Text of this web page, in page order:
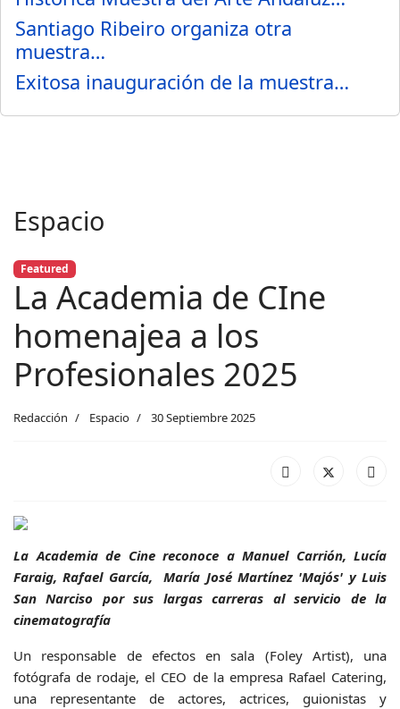
Santiago Ribeiro organiza otra
muestra…
Exitosa inauguración de la muestra…
Espacio
Featured
La Academia de CIne
homenajea a los
Profesionales 2025
Redacción Espacio 30 Septiembre 2025
La Academia de Cine reconoce a Manuel Carrión, Lucía
Faraig, Rafael García, María José Martínez 'Majós' y Luis
San Narciso por sus largas carreras al servicio de la
cinematografía
Un responsable de efectos en sala (Foley Artist), una
fotógrafa de rodaje, el CEO de la empresa Rafael Catering,
una representante de actores, actrices, guionistas y